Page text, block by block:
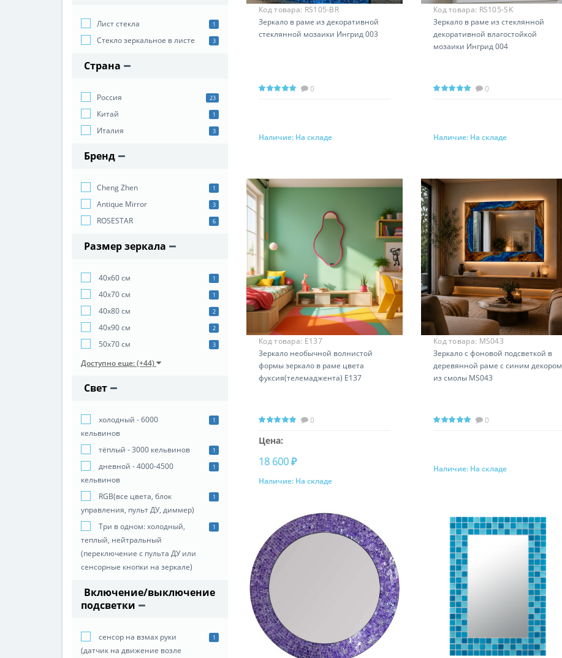
Лист стекла 1
Стекло зеркальное в листе 3
Страна
Россия 23
Китай 1
Италия 3
Бренд
Cheng Zhen 1
Antique Mirror 3
ROSESTAR 6
Размер зеркала
40х60 см 1
40х70 см 1
40х80 см 2
40х90 см 2
50х70 см 3
Доступно еще: (+44)
Свет
холодный - 6000
кельвинов
1
тёплый - 3000 кельвинов 1
дневной - 4000-4500
кельвинов
1
RGB(все цвета, блок
управления, пульт ДУ, диммер)
1
Три в одном: холодный,
теплый, нейтральный
(переключение с пульта ДУ или
сенсорные кнопки на зеркале)
1
Включение/выключение
подсветки
сенсор на взмах руки
(датчик на движение возле
1
Код товара: RS105-BR
Зеркало в раме из декоративной
стеклянной мозаики Ингрид 003
0
Запросить цену
Наличие: На складе
Код товара: RS105-SK
Зеркало в раме из стеклянной
декоративной влагостойкой
мозаики Ингрид 004
0
Запросить цену
Наличие: На складе
Код товара: E137
Зеркало необычной волнистой
формы зеркало в раме цвета
фуксия(телемаджента) E137
0
Цена:
18 600 ₽
Купить
Наличие: На складе
Код товара: MS043
Зеркало с фоновой подсветкой в
деревянной раме с синим декором
из смолы MS043
0
Запросить цену
Наличие: На складе